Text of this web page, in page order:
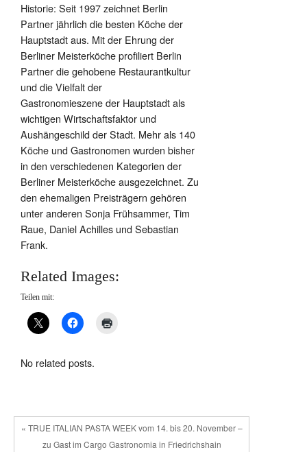
Historie: Seit 1997 zeichnet Berlin
Partner jährlich die besten Köche der
Hauptstadt aus. Mit der Ehrung der
Berliner Meisterköche profiliert Berlin
Partner die gehobene Restaurantkultur
und die Vielfalt der
Gastronomieszene der Hauptstadt als
wichtigen Wirtschaftsfaktor und
Aushängeschild der Stadt. Mehr als 140
Köche und Gastronomen wurden bisher
in den verschiedenen Kategorien der
Berliner Meisterköche ausgezeichnet. Zu
den ehemaligen Preisträgern gehören
unter anderen Sonja Frühsammer, Tim
Raue, Daniel Achilles und Sebastian
Frank.
Related Images:
Teilen mit:
No related posts.
« TRUE ITALIAN PASTA WEEK vom 14. bis 20. November –
zu Gast im Cargo Gastronomia in Friedrichshain